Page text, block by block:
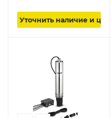
Уточнить наличие и цену